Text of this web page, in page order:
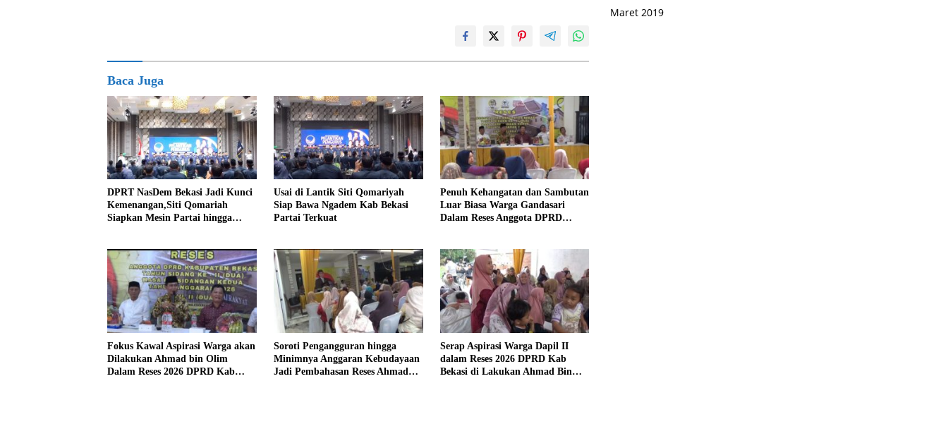
Baca Juga
DPRT NasDem Bekasi Jadi Kunci
Kemenangan,Siti Qomariah
Siapkan Mesin Partai hingga
Usai di Lantik Siti Qomariyah
Siap Bawa Ngadem Kab Bekasi
Partai Terkuat
Penuh Kehangatan dan Sambutan
Luar Biasa Warga Gandasari
Dalam Reses Anggota DPRD
Fokus Kawal Aspirasi Warga akan
Dilakukan Ahmad bin Olim
Dalam Reses 2026 DPRD Kab
Soroti Pengangguran hingga
Minimnya Anggaran Kebudayaan
Jadi Pembahasan Reses Ahmad
Serap Aspirasi Warga Dapil II
dalam Reses 2026 DPRD Kab
Bekasi di Lakukan Ahmad Bin
Maret 2019